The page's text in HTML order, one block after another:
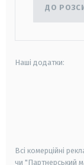
ДО
Наші додатки:
Всі комерційні
чи "Партнерський